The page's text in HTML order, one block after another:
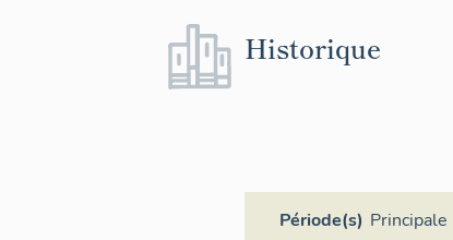
Historique
Période(s) Principale